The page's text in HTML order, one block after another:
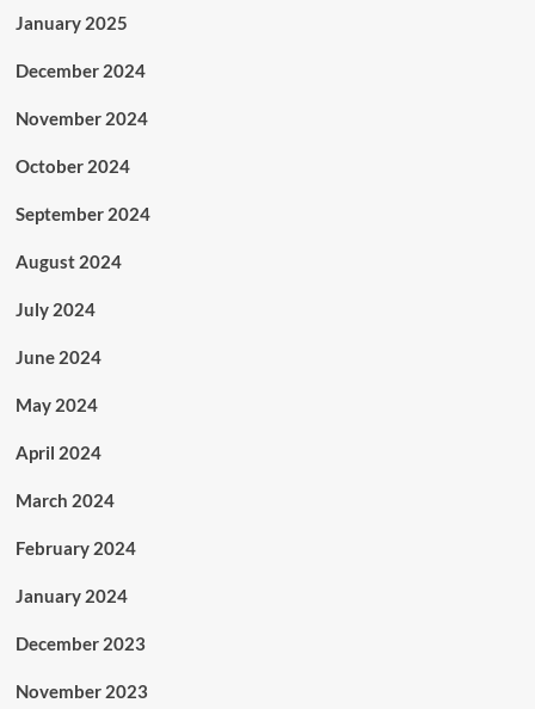
January 2025
December 2024
November 2024
October 2024
September 2024
August 2024
July 2024
June 2024
May 2024
April 2024
March 2024
February 2024
January 2024
December 2023
November 2023